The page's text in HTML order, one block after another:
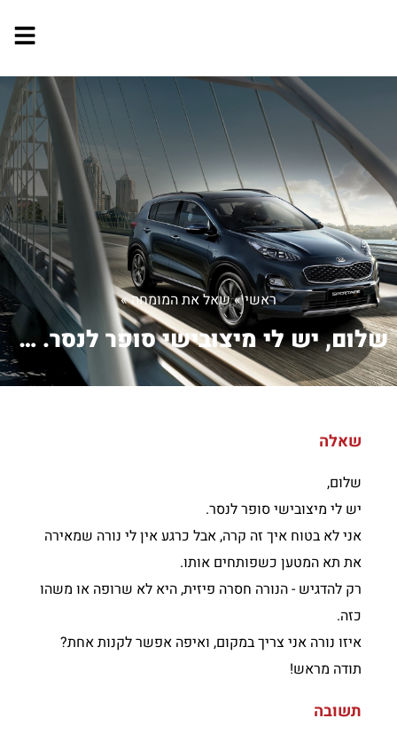
ראשי»שאל את המומחה»
שלום, יש לי מיצובישי סופר לנסר. אני...
שאלה
שלום,
יש לי מיצובישי סופר לנסר.
אני לא בטוח איך זה קרה, אבל כרגע אין לי נורה שמאירה
את תא המטען כשפותחים אותו.
רק להדגיש - הנורה חסרה פיזית, היא לא שרופה או משהו
כזה.
איזו נורה אני צריך במקום, ואיפה אפשר לקנות אחת?
תודה מראש!
תשובה